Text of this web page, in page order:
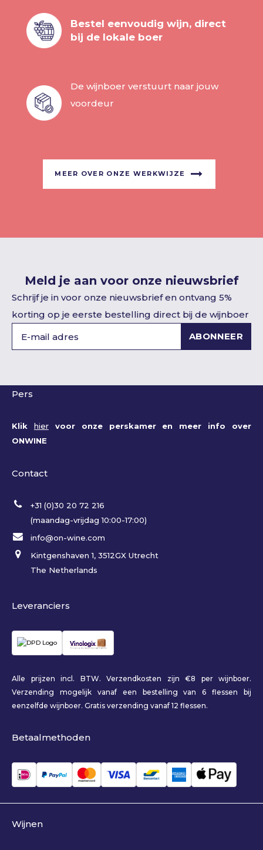
Bestel eenvoudig wijn, direct
bij de lokale boer
De wijnboer verstuurt naar jouw
voordeur
MEER OVER ONZE WERKWIJZE
Meld je aan voor onze nieuwsbrief
Schrijf je in voor onze nieuwsbrief en ontvang 5%
korting op je eerste bestelling direct bij de wijnboer
ABONNEER
Pers
Klik hiervoor onze perskamer en meer info over
ONWINE
Contact
+31 (0)30 20 72 216
(maandag-vrijdag 10:00-17:00)
info@on-wine.com
Kintgenshaven 1, 3512GX Utrecht
The Netherlands
Leveranciers
Alle prijzen incl. BTW. Verzendkosten zijn €8 per wijnboer.
Verzending mogelijk vanaf een bestelling van 6 flessen bij
eenzelfde wijnboer. Gratis verzending vanaf 12 flessen.
Betaalmethoden
Wijnen